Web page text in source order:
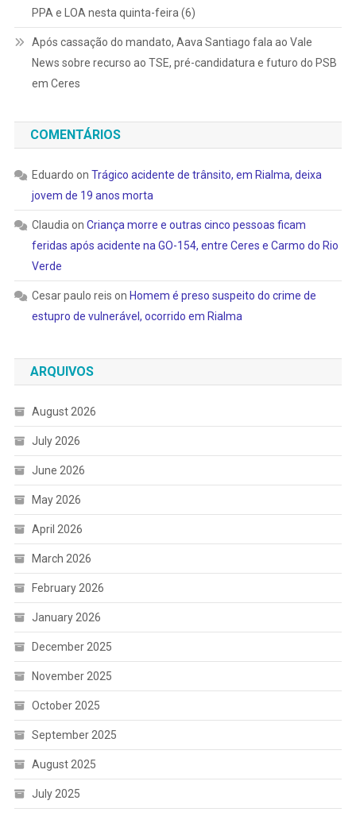
PPA e LOA nesta quinta-feira (6)
Após cassação do mandato, Aava Santiago fala ao Vale
News sobre recurso ao TSE, pré-candidatura e futuro do PSB
em Ceres
COMENTÁRIOS
Eduardo on Trágico acidente de trânsito, em Rialma, deixa
jovem de 19 anos morta
Claudia on Criança morre e outras cinco pessoas ficam
feridas após acidente na GO-154, entre Ceres e Carmo do Rio
Verde
Cesar paulo reis on Homem é preso suspeito do crime de
estupro de vulnerável, ocorrido em Rialma
ARQUIVOS
August 2026
July 2026
June 2026
May 2026
April 2026
March 2026
February 2026
January 2026
December 2025
November 2025
October 2025
September 2025
August 2025
July 2025